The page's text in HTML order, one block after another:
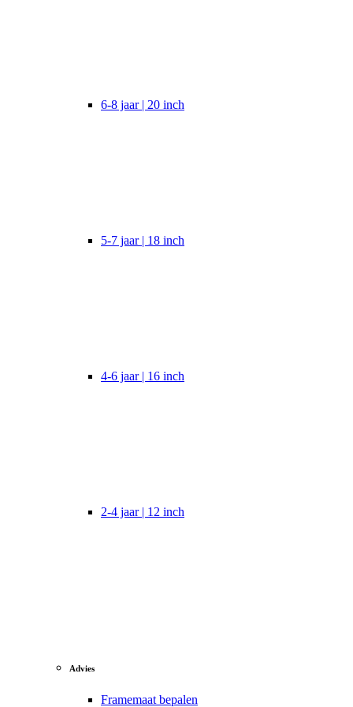
6-8 jaar | 20 inch
5-7 jaar | 18 inch
4-6 jaar | 16 inch
2-4 jaar | 12 inch
Advies
Framemaat bepalen